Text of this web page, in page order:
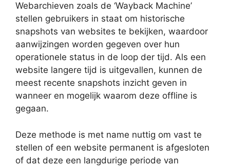
Webarchieven zoals de ‘Wayback Machine’
stellen gebruikers in staat om historische
snapshots van websites te bekijken, waardoor
aanwijzingen worden gegeven over hun
operationele status in de loop der tijd. Als een
website langere tijd is uitgevallen, kunnen de
meest recente snapshots inzicht geven in
wanneer en mogelijk waarom deze offline is
gegaan.
Deze methode is met name nuttig om vast te
stellen of een website permanent is afgesloten
of dat deze een langdurige periode van